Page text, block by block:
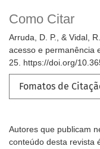
Como Citar
Arruda, D. P., & Vidal,
acesso e permanência
25. https://doi.org/
Fomatos de
Autores que publicam
conteúdo desta revista